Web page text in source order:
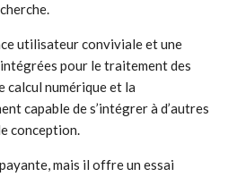
utilisateur conviviale et une
pour le traitement des
calcul numérique et la
capable de s’intégrer à d’autres
conception.
mais il offre un essai